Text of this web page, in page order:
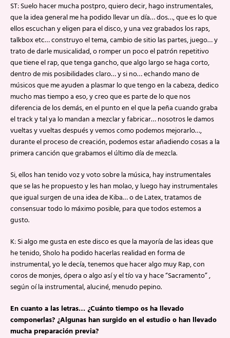
ST: Suelo hacer mucha postpro, quiero decir, hago instrumentales,
que la idea general me ha podido llevar un día… dos…, que es lo que
ellos escuchan y eligen para el disco, y una vez grabados los raps,
talkbox etc… construyo el tema, cambio de sitio las partes, juego… y
trato de darle musicalidad, o romper un poco el patrón repetitivo
que tiene el rap, que tenga gancho, que algo largo se haga corto,
dentro de mis posibilidades claro… y si no… echando mano de
músicos que me ayuden a plasmar lo que tengo en la cabeza, dedico
mucho mas tiempo a eso, y creo que es parte de lo que nos
diferencia de los demás, en el punto en el que la peña cuando graba
el track y tal ya lo mandan a mezclar y fabricar… nosotros le damos
vueltas y vueltas después y vemos como podemos mejorarlo…,
durante el proceso de creación, podemos estar añadiendo cosas a la
primera canción que grabamos el último día de mezcla.
Si, ellos han tenido voz y voto sobre la música, hay instrumentales
que se las he propuesto y les han molao, y luego hay instrumentales
que igual surgen de una idea de Kiba… o de Latex, tratamos de
consensuar todo lo máximo posible, para que todos estemos a
gusto.
K: Si algo me gusta en este disco es que la mayoría de las ideas que
he tenido, Sholo ha podido hacerlas realidad en forma de
instrumental, yo le decía, tenemos que hacer algo muy Rap, con
coros de monjes, ópera o algo así y el tío va y hace “Sacramento” ,
según oí la instrumental, aluciné, menudo pepino.
En cuanto a las letras… ¿Cuánto tiempo os ha llevado
componerlas? ¿Algunas han surgido en el estudio o han llevado
mucha preparación previa?